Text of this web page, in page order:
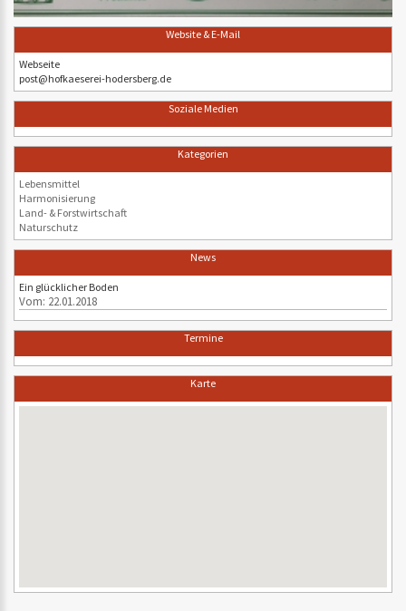
Website & E-Mail
Webseite
post@hofkaeserei-hodersberg.de
Soziale Medien
Kategorien
Lebensmittel
Harmonisierung
Land- & Forstwirtschaft
Naturschutz
News
Ein glücklicher Boden
Vom: 22.01.2018
Termine
Karte